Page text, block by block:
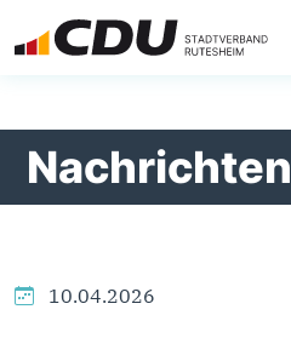
Nachrichten
10.04.2026